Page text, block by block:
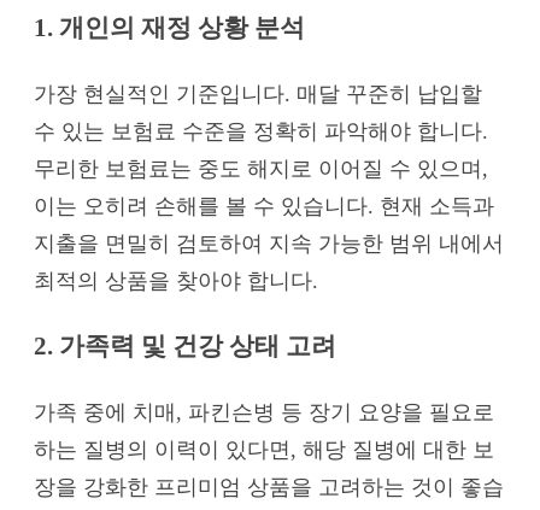
1. 개인의 재정 상황 분석
가장 현실적인 기준입니다. 매달 꾸준히 납입할
수 있는 보험료 수준을 정확히 파악해야 합니다.
무리한 보험료는 중도 해지로 이어질 수 있으며,
이는 오히려 손해를 볼 수 있습니다. 현재 소득과
지출을 면밀히 검토하여 지속 가능한 범위 내에서
최적의 상품을 찾아야 합니다.
2. 가족력 및 건강 상태 고려
가족 중에 치매, 파킨슨병 등 장기 요양을 필요로
하는 질병의 이력이 있다면, 해당 질병에 대한 보
장을 강화한 프리미엄 상품을 고려하는 것이 좋습